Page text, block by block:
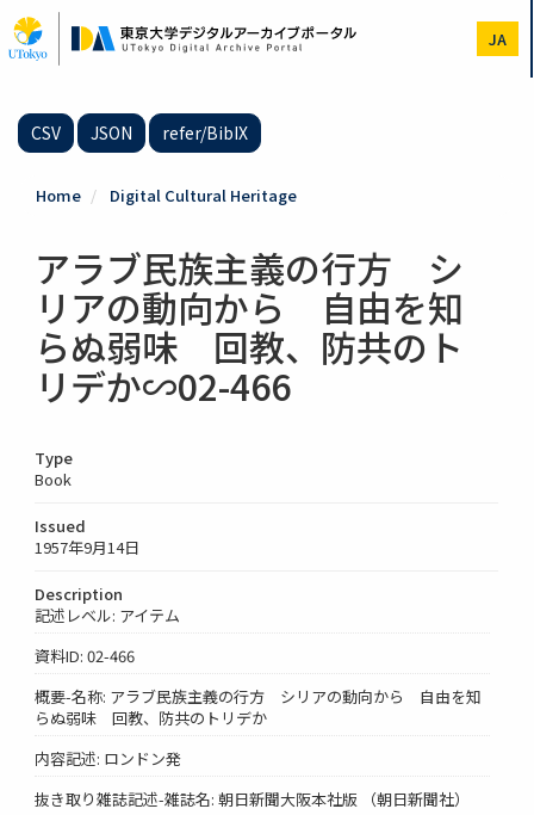
to
main
JA
CSV JSON refer/BibIX
Home Digital Cultural Heritage
アラブ民族主義の行方 シ
リアの動向から 自由を知
らぬ弱味 回教、防共のト
リデか∽02-466
Type
Book
Issued
1957年9月14日
Description
記述レベル: アイテム
資料ID: 02-466
概要-名称: アラブ民族主義の行方 シリアの動向から 自由を知
らぬ弱味 回教、防共のトリデか
内容記述: ロンドン発
抜き取り雑誌記述-雑誌名: 朝日新聞大阪本社版 （朝日新聞社）